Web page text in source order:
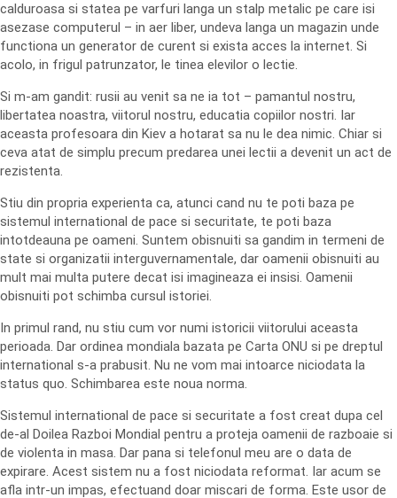
calduroasa si statea pe varfuri langa un stalp metalic pe care isi
asezase computerul – in aer liber, undeva langa un magazin unde
functiona un generator de curent si exista acces la internet. Si
acolo, in frigul patrunzator, le tinea elevilor o lectie.
Si m-am gandit: rusii au venit sa ne ia tot – pamantul nostru,
libertatea noastra, viitorul nostru, educatia copiilor nostri. Iar
aceasta profesoara din Kiev a hotarat sa nu le dea nimic. Chiar si
ceva atat de simplu precum predarea unei lectii a devenit un act de
rezistenta.
Stiu din propria experienta ca, atunci cand nu te poti baza pe
sistemul international de pace si securitate, te poti baza
intotdeauna pe oameni. Suntem obisnuiti sa gandim in termeni de
state si organizatii interguvernamentale, dar oamenii obisnuiti au
mult mai multa putere decat isi imagineaza ei insisi. Oamenii
obisnuiti pot schimba cursul istoriei.
In primul rand, nu stiu cum vor numi istoricii viitorului aceasta
perioada. Dar ordinea mondiala bazata pe Carta ONU si pe dreptul
international s-a prabusit. Nu ne vom mai intoarce niciodata la
status quo. Schimbarea este noua norma.
Sistemul international de pace si securitate a fost creat dupa cel
de-al Doilea Razboi Mondial pentru a proteja oamenii de razboaie si
de violenta in masa. Dar pana si telefonul meu are o data de
expirare. Acest sistem nu a fost niciodata reformat. Iar acum se
afla intr-un impas, efectuand doar miscari de forma. Este usor de